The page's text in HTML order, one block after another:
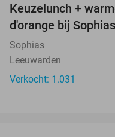
Keuzelunch +
d'orange bij Sophias
Sophias
Leeuwarden
Verkocht: 1.031